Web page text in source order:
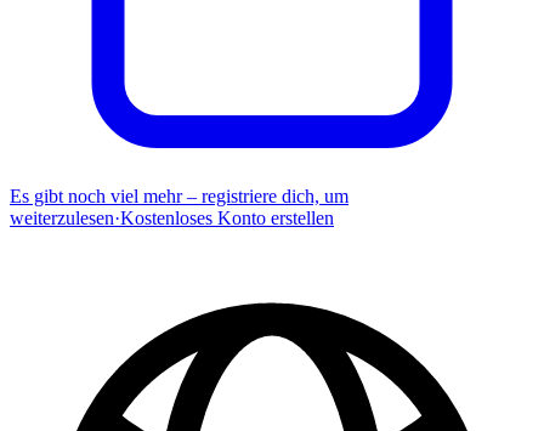
Es gibt noch viel mehr – registriere dich, um
weiterzulesen·Kostenloses Konto erstellen